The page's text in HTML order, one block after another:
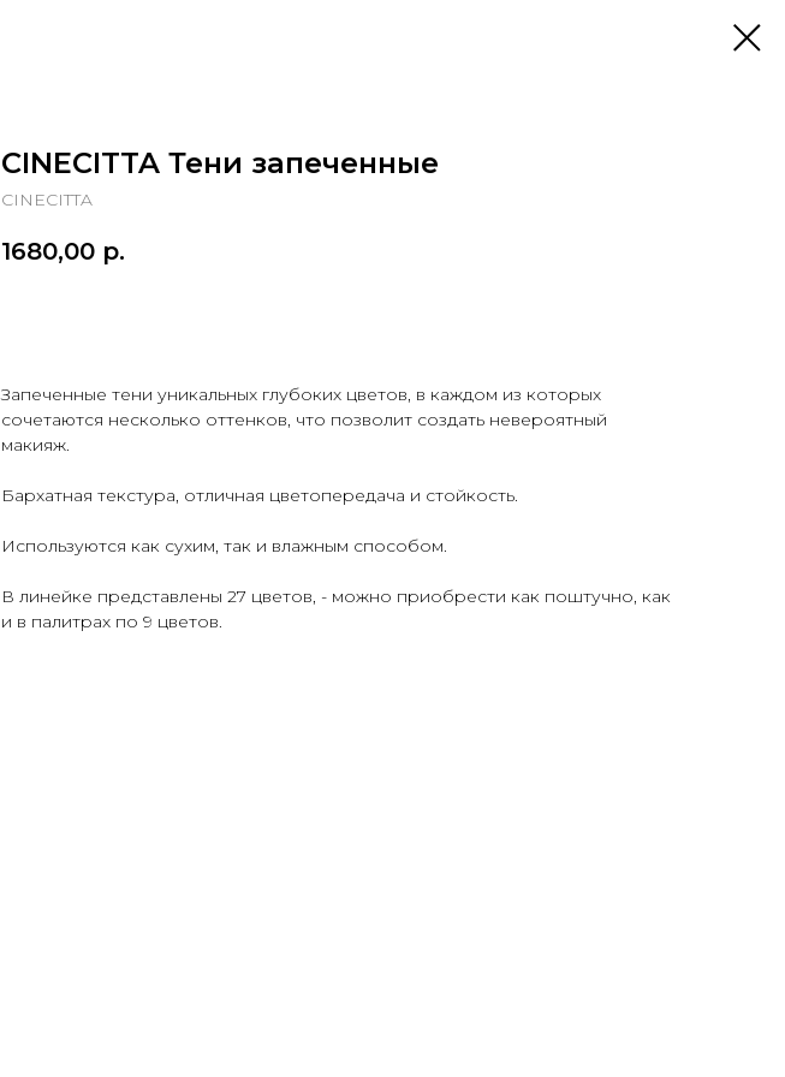
CINECITTA Тени запеченные
CINECITTA
1680,00 р.
Запеченные тени уникальных глубоких цветов, в каждом из которых
сочетаются несколько оттенков, что позволит создать невероятный
макияж.
Бархатная текстура, отличная цветопередача и стойкость.
Используются как сухим, так и влажным способом.
В линейке представлены 27 цветов, - можно приобрести как поштучно, как
и в палитрах по 9 цветов.